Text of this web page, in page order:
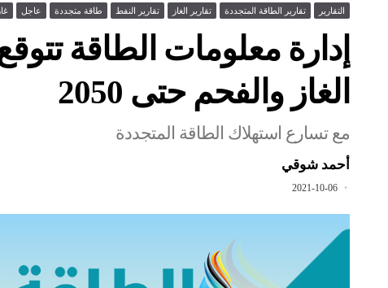
التقارير تقارير الطاقة المتجددة تقارير الغاز تقارير النفط طاقة متجددة عاجل غاز
إدارة معلومات الطاقة
الغاز والفحم حتى 2050
مع تسارع استهلاك الطاقة المتجددة
أحمد شوقي
2021-10-06